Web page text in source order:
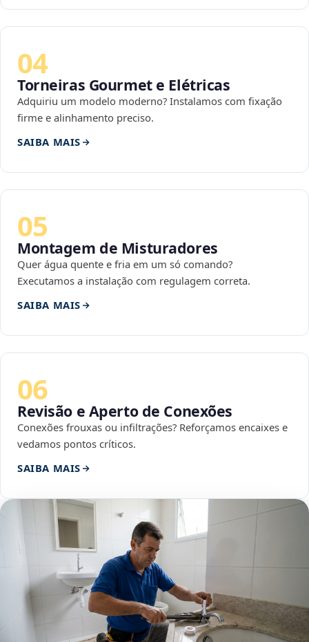
04
Torneiras Gourmet e Elétricas
Adquiriu um modelo moderno? Instalamos com fixação
firme e alinhamento preciso.
SAIBA MAIS
05
Montagem de Misturadores
Quer água quente e fria em um só comando?
Executamos a instalação com regulagem correta.
SAIBA MAIS
06
Revisão e Aperto de Conexões
Conexões frouxas ou infiltrações? Reforçamos encaixes e
vedamos pontos críticos.
SAIBA MAIS